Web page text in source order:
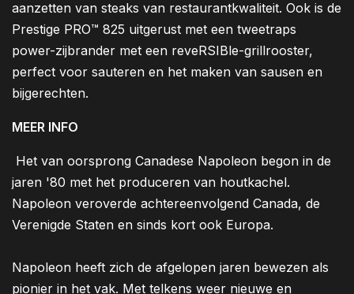
aanzetten van steaks van restaurantkwaliteit. Ook is de
Prestige PRO™ 825 uitgerust met een tweetraps
power-zijbrander met een reveRSIBle-grillrooster,
perfect voor sauteren en het maken van sausen en
bijgerechten.
MEER INFO
Het van oorsprong Canadese Napoleon begon in de
jaren '80 met het produceren van houtkachel.
Napoleon veroverde achtereenvolgend Canada, de
Verenigde Staten en sinds kort ook Europa.
Napoleon heeft zich de afgelopen jaren bewezen als
pionier in het vak. Met telkens weer nieuwe en